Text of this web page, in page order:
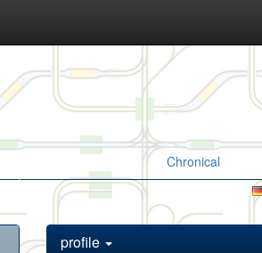
Chronical
profile